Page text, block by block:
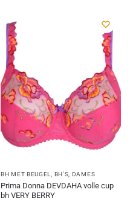
BH MET BEUGEL BH'S DAMES
Prima Donna DEVDAHA volle cup
bh VERY BERRY